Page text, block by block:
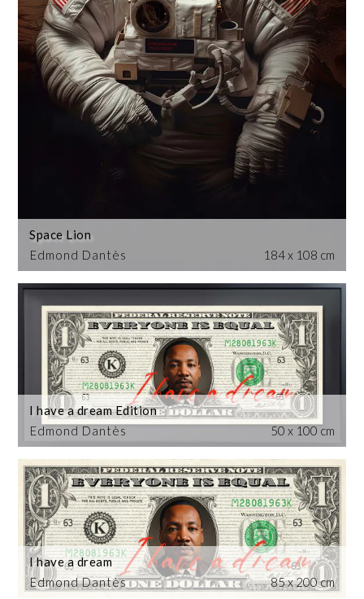
Edmond Dantès
Space Lion
184 x 108 cm
Edmond Dantès
I have a dream Edition
50 x 100 cm
Edmond Dantès
I have a dream
85 x 200 cm